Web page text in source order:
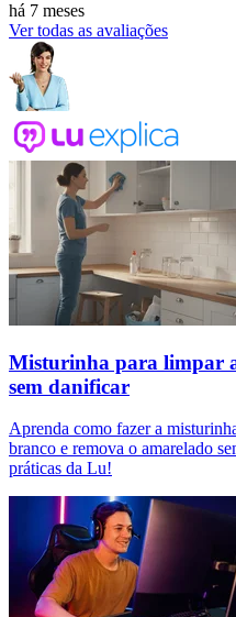
há 7 meses
Ver todas as avaliações
Misturinha para limpar
sem danificar
Aprenda como fazer a
branco e remova o amarelado
práticas da Lu!